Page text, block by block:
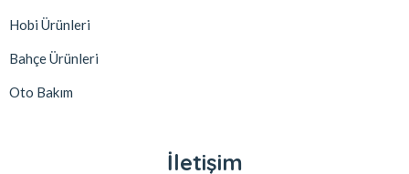
Hobi Ürünleri
Bahçe Ürünleri
Oto Bakım
İletişim